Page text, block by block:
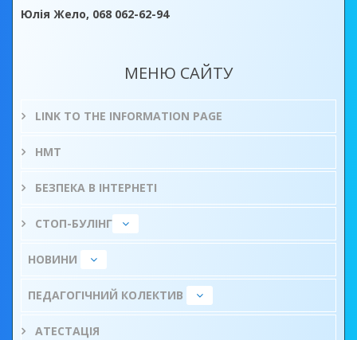
Юлія Жело, 068 062-62-94
МЕНЮ САЙТУ
LINK TO THE INFORMATION PAGE
НМТ
БЕЗПЕКА В ІНТЕРНЕТІ
СТОП-БУЛІНГ
НОВИНИ
ПЕДАГОГІЧНИЙ КОЛЕКТИВ
АТЕСТАЦІЯ